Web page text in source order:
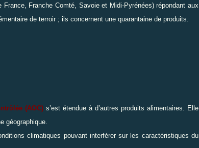
France, Franche Comté, Savoie et Midi-Pyrénées) répondant aux
de terroir ; ils concernent une quarantaine de produits.
(AOC) s’est étendue à d’autres produits alimentaires. Elle
géographique.
climatiques pouvant interférer sur les caractéristiques du